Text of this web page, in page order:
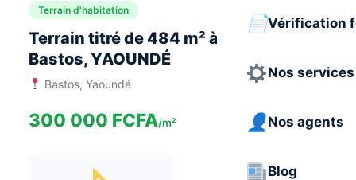
Vérification
Nos services
Nos agents
Blog
Terrain d'habitation
Terrain titré de 484 m² à vendre à
Bastos, YAOUNDÉ
Bastos, Yaoundé
300 000 FCFA/m²